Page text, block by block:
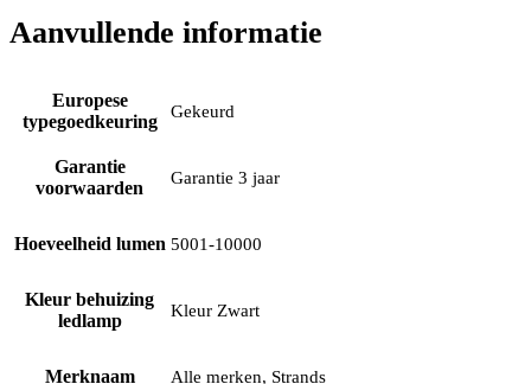
Aanvullende informatie
Europese
typegoedkeuring
Gekeurd
Garantie
voorwaarden
Garantie 3 jaar
Hoeveelheid lumen 5001-10000
Kleur behuizing
ledlamp
Kleur Zwart
Merknaam Alle merken, Strands